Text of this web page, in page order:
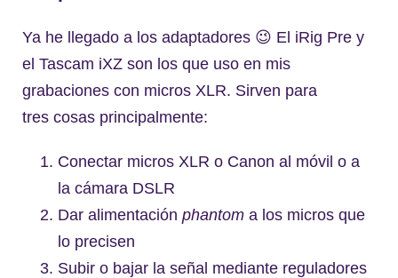
Ya he llegado a los adaptadores 😉 El iRig Pre y
el Tascam iXZ son los que uso en mis
grabaciones con micros XLR. Sirven para
tres cosas principalmente:
Conectar micros XLR o Canon al móvil o a
la cámara DSLR
Dar alimentación phantom a los micros que
lo precisen
Subir o bajar la señal mediante reguladores